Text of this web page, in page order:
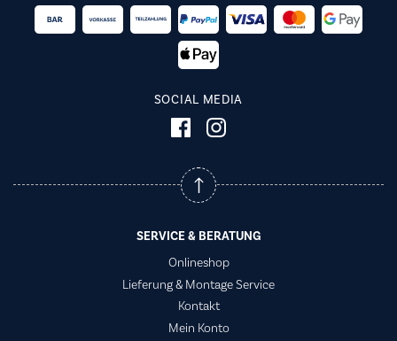
SOCIAL MEDIA
SERVICE & BERATUNG
Onlineshop
Lieferung & Montage Service
Kontakt
Mein Konto